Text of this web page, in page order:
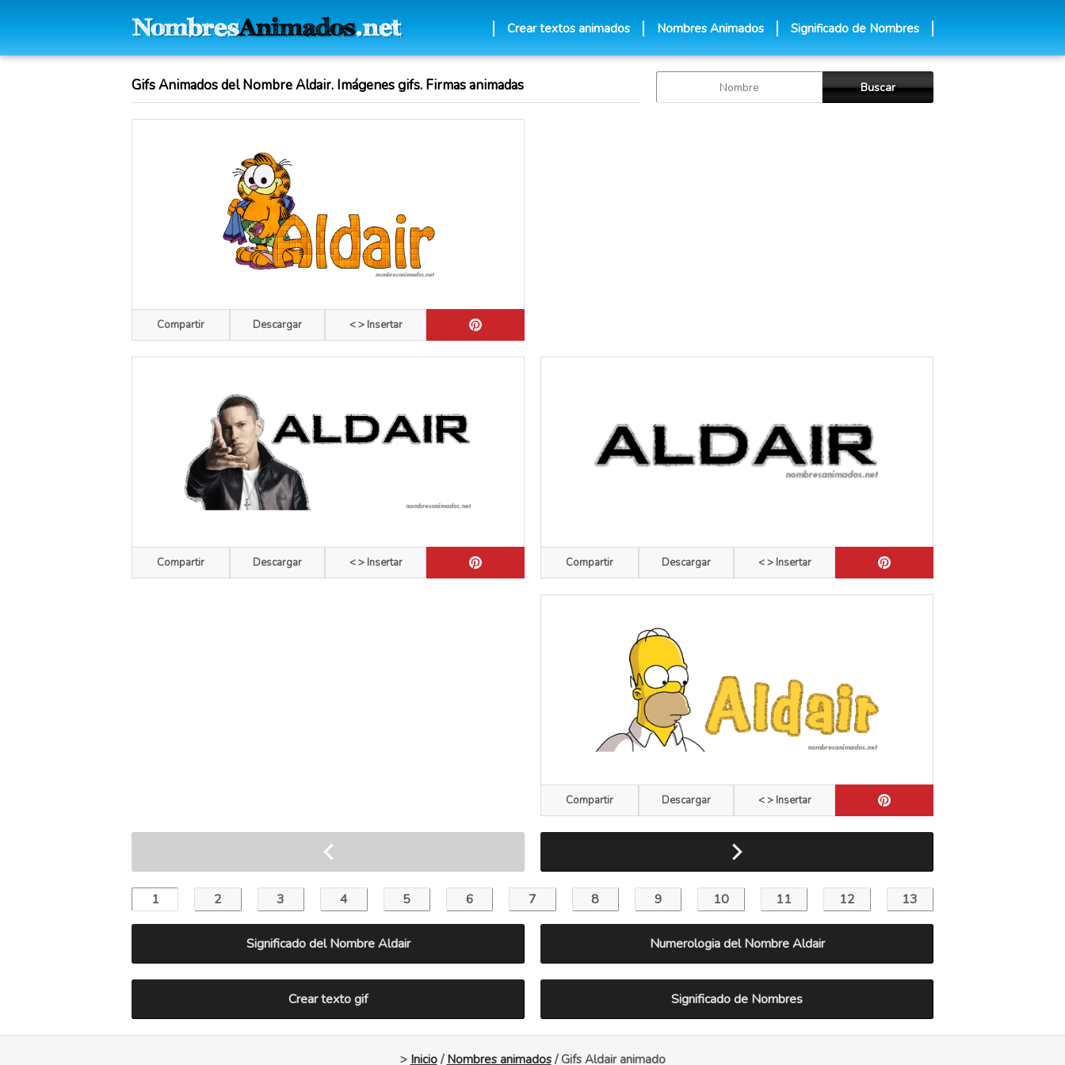
Crear textos animados Nombres Animados Significado de Nombres
Gifs Animados del Nombre Aldair. Imágenes gifs. Firmas animadas
Compartir Descargar < > Insertar
Compartir Descargar < > Insertar Compartir Descargar < > Insertar
Compartir Descargar < > Insertar
Significado del Nombre Aldair Numerologia del Nombre Aldair
Crear texto gif Significado de Nombres
> Inicio/ Nombres animados/ Gifs Aldair animado